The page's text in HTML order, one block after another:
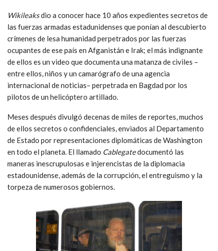
Wikileaksdio a conocer hace 10 años expedientes secretos de
las fuerzas armadas estadunidenses que ponían al descubierto
crímenes de lesa humanidad perpetrados por las fuerzas
ocupantes de ese país en Afganistán e Irak; el más indignante
de ellos es un video que documenta una matanza de civiles –
entre ellos, niños y un camarógrafo de una agencia
internacional de noticias– perpetrada en Bagdad por los
pilotos de un helicóptero artillado.
Meses después divulgó decenas de miles de reportes, muchos
de ellos secretos o confidenciales, enviados al Departamento
de Estado por representaciones diplomáticas de Washington
en todo el planeta. El llamado Cablegatedocumentó las
maneras inescrupulosas e injerencistas de la diplomacia
estadounidense, además de la corrupción, el entreguismo y la
torpeza de numerosos gobiernos.